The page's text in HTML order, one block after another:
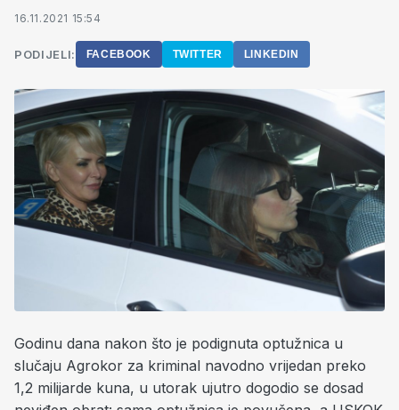
16.11.2021 15:54
PODIJELI: FACEBOOK TWITTER LINKEDIN
Godinu dana nakon što je podignuta optužnica u
slučaju Agrokor za kriminal navodno vrijedan preko
1,2 milijarde kuna, u utorak ujutro dogodio se dosad